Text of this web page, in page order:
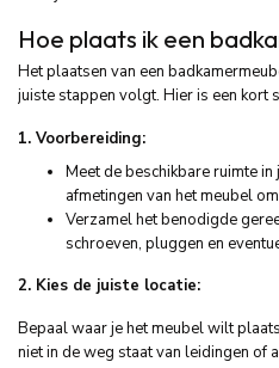
Hoe plaats ik een
Het plaatsen van een
juiste stappen volgt. Hier is een kort
1. Voorbereiding:
Meet de beschikbare ruimte
afmetingen van het meubel
Verzamel het benodigde
schroeven, pluggen en
2. Kies de juiste locatie:
Bepaal waar je het meubel wilt
niet in de weg staat van leidingen of